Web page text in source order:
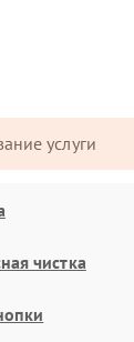
услуги
чистка